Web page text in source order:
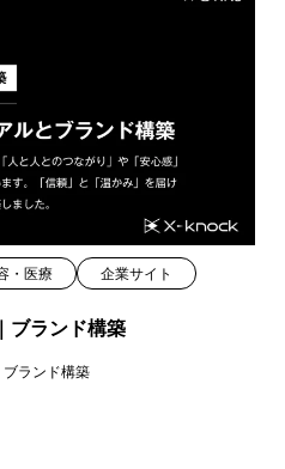
・医療 企業サイト
ブランド構築
ランド構築